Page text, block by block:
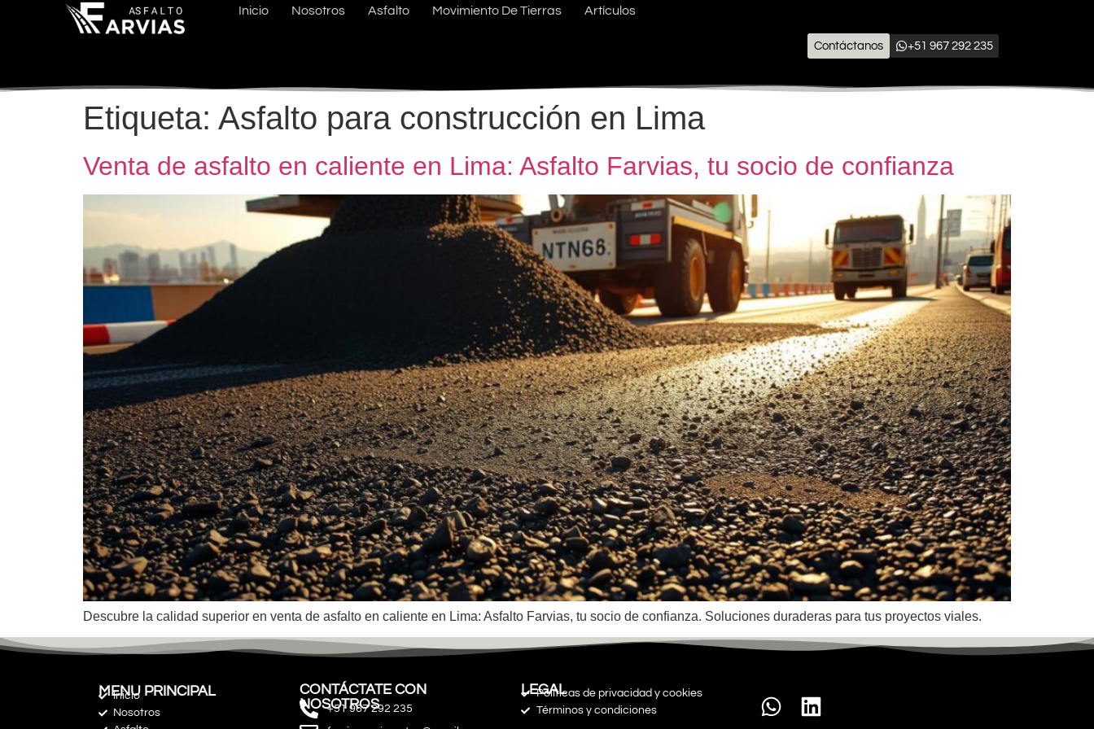
Inicio Nosotros Asfalto Movimiento De Tierras Artículos
Contáctanos +51 967 292 235
Etiqueta: Asfalto para construcción en Lima
Venta de asfalto en caliente en Lima: Asfalto Farvias, tu socio de confianza
Descubre la calidad superior en venta de asfalto en caliente en Lima: Asfalto Farvias, tu socio de confianza. Soluciones duraderas para tus proyectos viales.
MENU PRINCIPAL
Inicio
Nosotros
CONTÁCTATE CON
NOSOTROS
+51 967 292 235
Políticas de privacidad y cookies
Términos y condiciones
LEGAL